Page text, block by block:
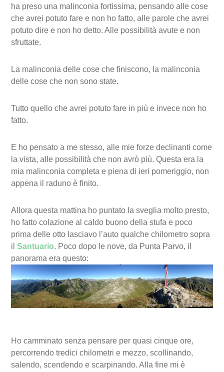
ha preso una malinconia fortissima, pensando alle cose
che avrei potuto fare e non ho fatto, alle parole che avrei
potuto dire e non ho detto. Alle possibilità avute e non
sfruttate.
La malinconia delle cose che finiscono, la malinconia
delle cose che non sono state.
Tutto quello che avrei potuto fare in più e invece non ho
fatto.
E ho pensato a me stesso, alle mie forze declinanti come
la vista, alle possibilità che non avrò più. Questa era la
mia malinconia completa e piena di ieri pomeriggio, non
appena il raduno è finito.
Allora questa mattina ho puntato la sveglia molto presto,
ho fatto colazione al caldo buono della stufa e poco
prima delle otto lasciavo l’auto qualche chilometro sopra
ilSantuario. Poco dopo le nove, da Punta Parvo, il
panorama era questo:
Ho camminato senza pensare per quasi cinque ore,
percorrendo tredici chilometri e mezzo, scollinando,
salendo, scendendo e scarpinando. Alla fine mi è